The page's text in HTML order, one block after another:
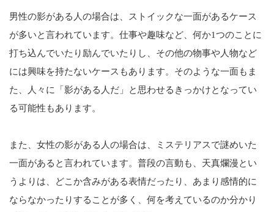
男性の影がある人の場合は、ストイックな一面があるケース
が多いと言われています。仕事や趣味など、何か1つのことに
打ち込んでいたり励んでいたりし、その他の物事や人物など
には興味を持たないケースもあります。そのような一面もま
た、人々に「影がある人だ」と思わせるきっかけとなってい
る可能性もあります。
また、女性の影がある人の場合は、ミステリアスで謎めいた
一面があると言われています。普段の言動も、天真爛漫とい
うよりは、どこか含みがある表情だったり、あまり感情的に
ならなかったりすることが多く、何を考えているのか分かり